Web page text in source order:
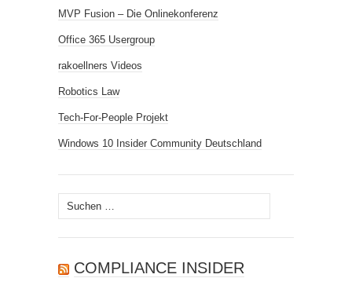
MVP Fusion – Die Onlinekonferenz
Office 365 Usergroup
rakoellners Videos
Robotics Law
Tech-For-People Projekt
Windows 10 Insider Community Deutschland
Suchen
nach:
COMPLIANCE INSIDER